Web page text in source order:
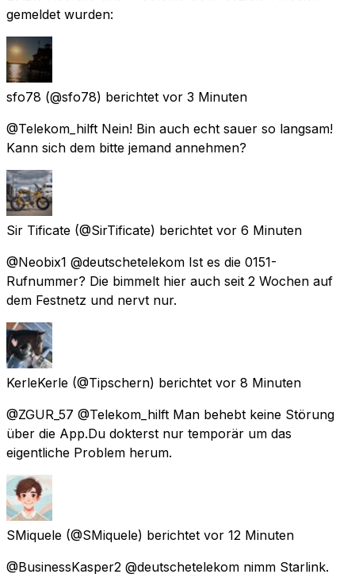
gemeldet wurden:
sfo78 (@sfo78) berichtet vor 3 Minuten
@Telekom_hilft Nein! Bin auch echt sauer so langsam!
Kann sich dem bitte jemand annehmen?
Sir Tificate (@SirTificate) berichtet vor 6 Minuten
@Neobix1 @deutschetelekom Ist es die 0151-
Rufnummer? Die bimmelt hier auch seit 2 Wochen auf
dem Festnetz und nervt nur.
KerleKerle (@Tipschern) berichtet vor 8 Minuten
@ZGUR_57 @Telekom_hilft Man behebt keine Störung
über die App.Du dokterst nur temporär um das
eigentliche Problem herum.
SMiquele (@SMiquele) berichtet vor 12 Minuten
@BusinessKasper2 @deutschetelekom nimm Starlink.